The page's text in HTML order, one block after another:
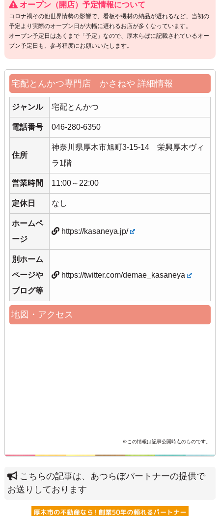
オープン（開店）予定情報について
コロナ禍その他世界情勢の影響で、看板や機材の納品が遅れるなど、当初の
予定より実際のオープン日が大幅に遅れるお店が多くなっています。
オープン予定日はあくまで「予定」なので、厚木らぼに記載されているオー
プン予定日も、参考程度にお願いいたします。
宅配とんかつ専門店 かさねや 詳細情報
ジャンル 宅配とんかつ
電話番号 046-280-6350
住所
神奈川県厚木市旭町3-15-14 栄興厚木ヴィ
ラ1階
営業時間 11:00～22:00
定休日 なし
ホームペ
ージ
https://kasaneya.jp/
別ホーム
ページや
ブログ等
https://twitter.com/demae_kasaneya
地図・アクセス
※この情報は記事公開時点のものです。
こちらの記事は、あつらぼパートナーの提供で
お送りしております